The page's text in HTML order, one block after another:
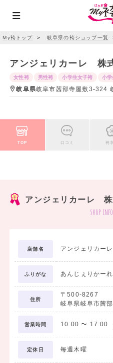
My袴トップ ＞ 岐阜県の袴ショップ一覧
アンジェリカーレ 株
女性袴 男性袴 小学生女子袴 小学
岐阜県岐阜市茜部寺屋敷3‐324
TOP 口コミ 袴
アンジェリカーレ 株
shop
店舗名 アンジェリカー
ふりがな あんじぇりかー
住所
〒500-8267
岐阜県岐阜市茜
営業時間 10:00 〜 17:00
定休日 毎週木曜